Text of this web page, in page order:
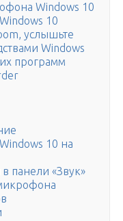
Windows 10
10
услышьте
Windows
программ
10 на
панели «Звук»